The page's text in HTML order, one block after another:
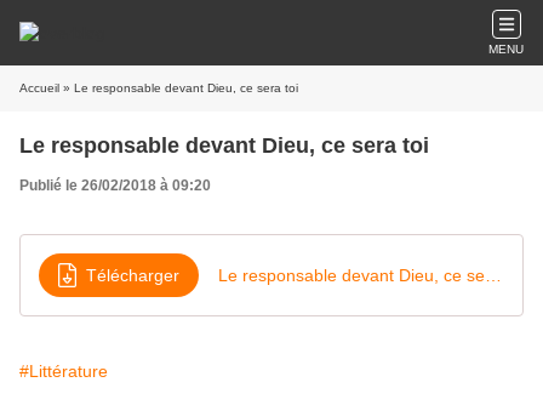
MENU
Accueil » Le responsable devant Dieu, ce sera toi
Le responsable devant Dieu, ce sera toi
Publié le 26/02/2018 à 09:20
Télécharger
#Littérature